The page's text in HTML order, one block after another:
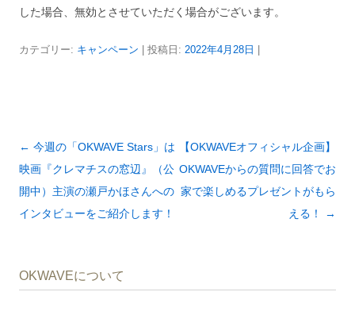
した場合、無効とさせていただく場合がございます。
カテゴリー: キャンペーン | 投稿日: 2022年4月28日
投
稿
ナ
ビ
シ
← 今週の「OKWAVE Stars」は
映画『クレマチスの窓辺』（公
開中）主演の瀬戸かほさんへの
インタビューをご紹介します！
【OKWAVEオフィシャル企画】
OKWAVEからの質問に回答でお
家で楽しめるプレゼントがもら
える！
→
OKWAVEについて